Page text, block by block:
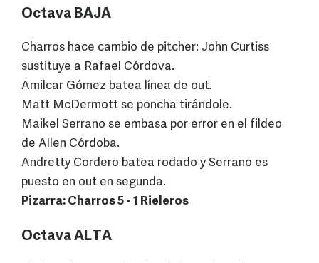
Octava BAJA
Charros hace cambio de pitcher: John Curtiss
sustituye a Rafael Córdova.
Amilcar Gómez batea línea de out.
Matt McDermott se poncha tirándole.
Maikel Serrano se embasa por error en el fildeo
de Allen Córdoba.
Andretty Cordero batea rodado y Serrano es
puesto en out en segunda.
Pizarra: Charros 5 - 1 Rieleros
Octava ALTA